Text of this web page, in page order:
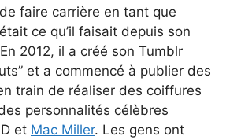
faire carrière en tant que
ce qu’il faisait depuis son
2012, il a créé son Tumblr
et a commencé à publier des
train de réaliser des coiffures
personnalités célèbres
et Mac Miller. Les gens ont